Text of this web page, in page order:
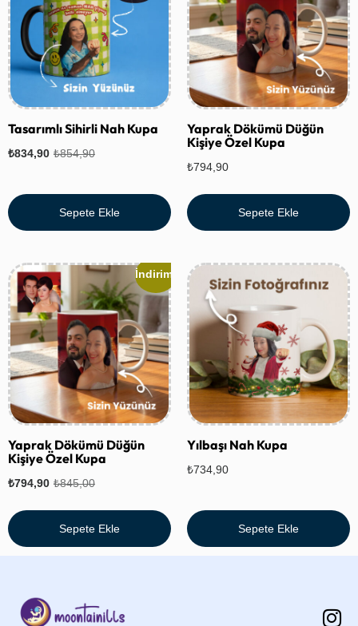
Tasarımlı Sihirli Nah Kupa
₺854,90
₺834,90
Sepete Ekle
Yaprak Dökümü Düğün
Kişiye Özel Kupa
₺794,90
Sepete Ekle
İndirim!
Yaprak Dökümü Düğün
Kişiye Özel Kupa
₺845,00
₺794,90
Sepete Ekle
Yılbaşı Nah Kupa
₺734,90
Sepete Ekle